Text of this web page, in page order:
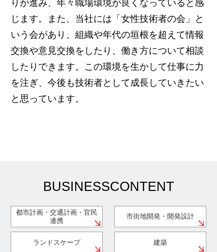
りが進み、年々職場環境が良くなっていると感
じます。また、当社には「女性技術者の会」と
いう会があり、組織や年代の垣根を超えて情報
交換や意見交換をしたり、働き方について相談
したりできます。この環境を生かして仕事に力
を注ぎ、今後も技術者として成長していきたい
と思っています。
BUSINESSCONTENT
都市計画・交通計画・官民
連携
市街地開発・開発設計
ランドスケープ 建築